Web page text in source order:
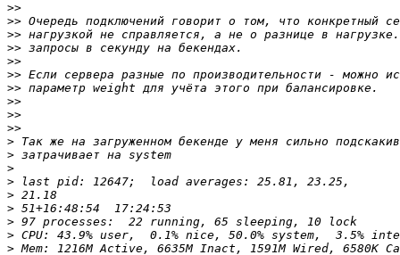
>>
>>
>>
>>
>>
>>
>>
>>
>>
>>
>
>
>
>
>
>
>
>
>